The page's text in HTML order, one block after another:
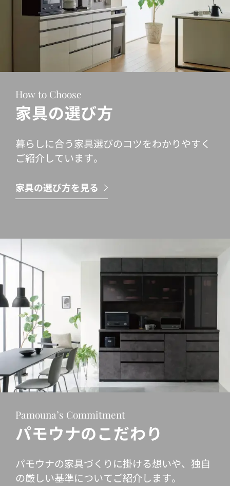
How to Choose
家具の選び方
暮らしに合う家具選びのコツをわかりやすく
ご紹介しています。
家具の選び方を見る
Pamouna’s Commitment
パモウナのこだわり
パモウナの家具づくりに掛ける想いや、独自
の厳しい基準についてご紹介します。